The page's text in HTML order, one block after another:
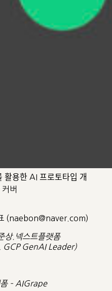
AI 프로토타입 개
커버
.넥스트플랫폼
GCP GenAI Leader)
– AIGrape